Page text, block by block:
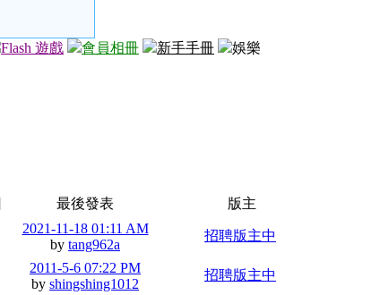
Flash 遊戲 會員相冊 新手手冊
娛樂
最後發表 版主
2021-11-18 01:11 AM
by tang962a
招聘版主中
2011-5-6 07:22 PM
by shingshing1012
招聘版主中